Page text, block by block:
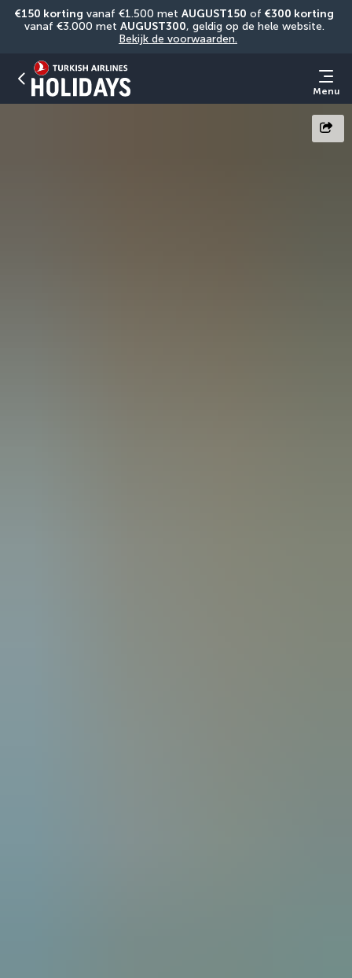
€150 korting vanaf €1.500 met AUGUST150 of €300 korting
vanaf €3.000 met AUGUST300
Bekijk de voorwaarden.
Menu